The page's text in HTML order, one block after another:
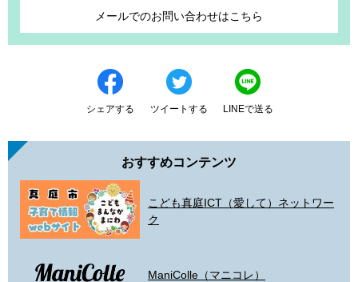
メールでのお問い合わせはこちら
シェアする ツイートする LINEで送る
おすすめコンテンツ
こども真庭ICT（愛して）ネットワー
ク
ManiColle（マニコレ）